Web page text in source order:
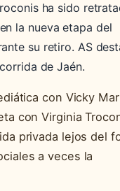
ha sido
la nueva etapa del
su retiro. AS
de Jaén.
con Vicky
con Virginia
privada lejos del
a veces la